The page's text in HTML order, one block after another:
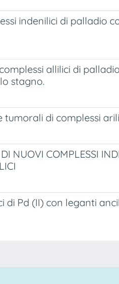
indenilici di palladio
allilici di
stagno.
di complessi
NUOVI COMPLESSI
di Pd (II) con leganti